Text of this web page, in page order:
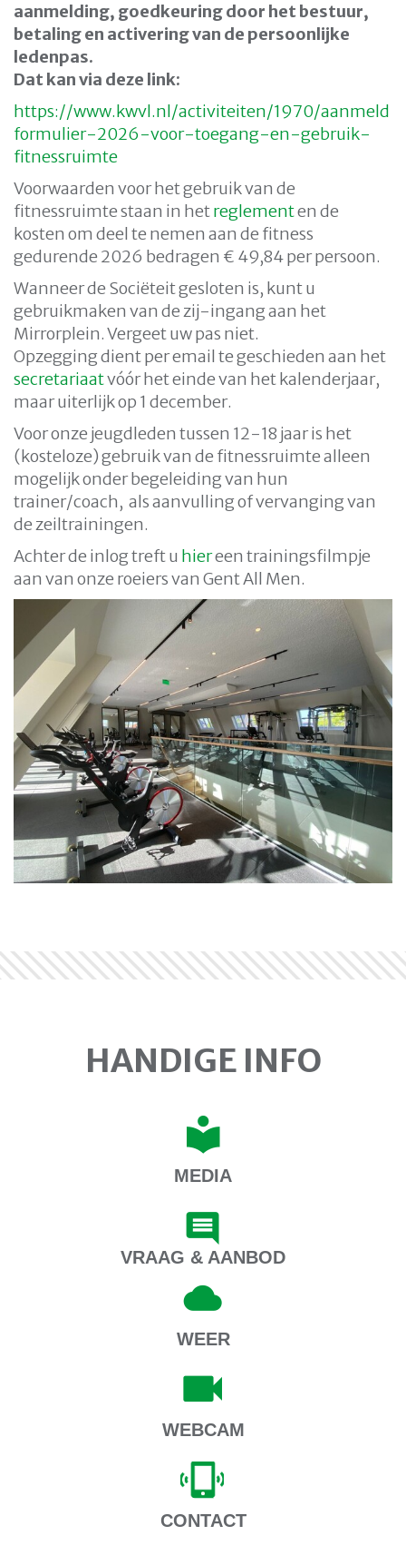
aanmelding, goedkeuring door het bestuur,
betaling en activering van de persoonlijke
ledenpas.
Dat kan via deze link:
https://www.kwvl.nl/activiteiten/1970/aanmeld
formulier-2026-voor-toegang-en-gebruik-
fitnessruimte
Voorwaarden voor het gebruik van de
fitnessruimte staan in hetreglementen de
kosten om deel te nemen aan de fitness
gedurende 2026 bedragen € 49,84 per persoon.
Wanneer de Sociëteit gesloten is, kunt u
gebruikmaken van de zij-ingang aan het
Mirrorplein. Vergeet uw pas niet.
Opzegging dient per email te geschieden aan het
secretariaatvóór het einde van het kalenderjaar,
maar uiterlijk op 1 december.
Voor onze jeugdleden tussen 12-18 jaar is het
(kosteloze) gebruik van de fitnessruimte alleen
mogelijk onder begeleiding van hun
trainer/coach, als aanvulling of vervanging van
de zeiltrainingen.
Achter de inlog treft u hiereen trainingsfilmpje
aan van onze roeiers van Gent All Men.
HANDIGE INFO
MEDIA
VRAAG & AANBOD
WEER
WEBCAM
CONTACT